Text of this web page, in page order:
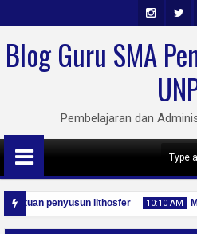
Gra
Ter
Blog Guru SMA
Pembelajaran dan
batuan penyusun lithosfer 10:10 AM
yang Menyenangkan